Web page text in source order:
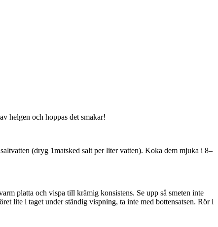
helgen och hoppas det smakar!
(dryg 1matsked salt per liter vatten). Koka dem mjuka i 8–
platta och vispa till krämig konsistens. Se upp så smeten inte
lite i taget under ständig vispning, ta inte med bottensatsen. Rör i